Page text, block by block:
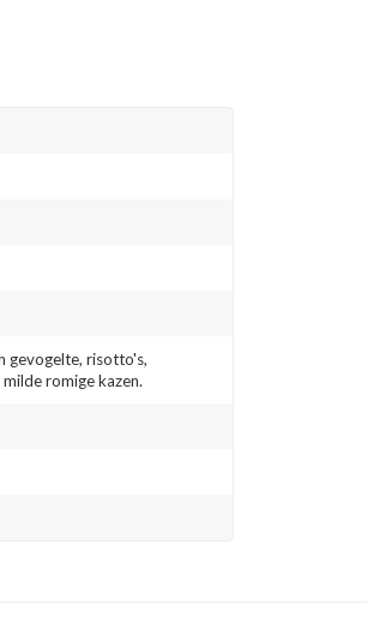
gevogelte, risotto's,
romige kazen.